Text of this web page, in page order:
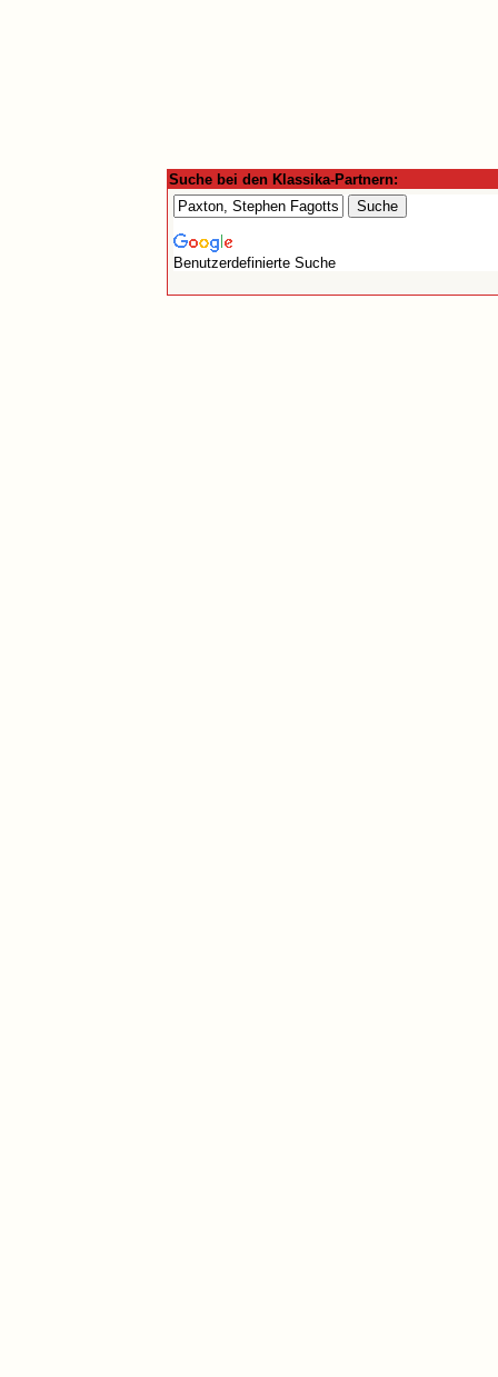
Suche bei den Klassika-Partnern:
Benutzerdefinierte Suche